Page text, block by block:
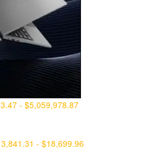
- $5,059,978.87
- $18,699.96